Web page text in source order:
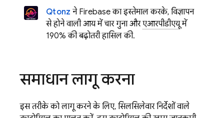
Qtonz ने Firebase का इस्तेमाल करके, विज्ञापन
से होने वाली आय में चार गुना औरएआरपीडीएयूमें
190% की बढ़ोतरी हासिल की.
समाधान लागू करना
इस तरीके को लागू करने के लिए, सिलसिलेवार निर्देशों वाले